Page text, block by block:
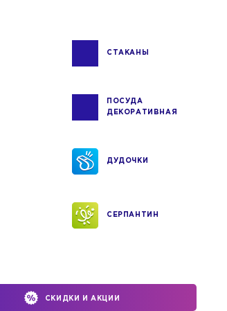
СТАКАНЫ
ПОСУДА
ДЕКОРАТИВНАЯ
ДУДОЧКИ
СЕРПАНТИН
СКИДКИ И АКЦИИ